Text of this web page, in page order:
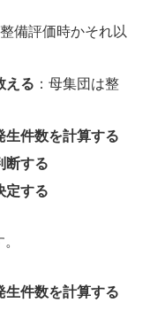
備評価時かそれ以
える ：母集団は整
生件数を計算する
断する
定する
生件数を計算する